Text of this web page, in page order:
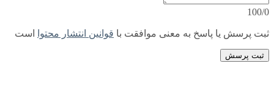
100/0
ثبت پرسش یا پاسخ به معنی موافقت با قوانین انتشار محتوا است
ثبت پرسش